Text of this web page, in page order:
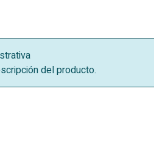
del producto.